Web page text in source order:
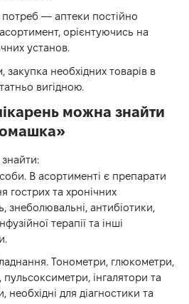
потреб — аптеки постійно
орієнтуючись на
установ.
закупка необхідних товарів в
вигідною.
можна знайти
В асортименті є препарати
гострих та хронічних
знеболювальні, антибіотики,
терапії та інші
Тонометри, глюкометри,
інгалятори та
необхідні для діагностики та